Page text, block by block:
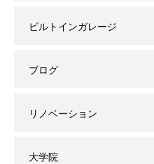
ビルトインガレージ
ブログ
リノベーション
大学院